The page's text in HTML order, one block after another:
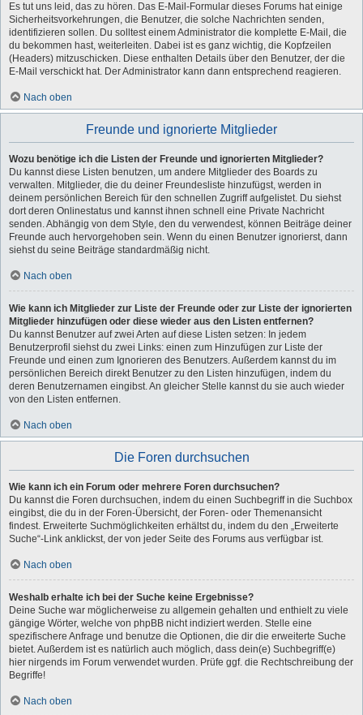
Es tut uns leid, das zu hören. Das E-Mail-Formular dieses Forums hat einige
Sicherheitsvorkehrungen, die Benutzer, die solche Nachrichten senden,
identifizieren sollen. Du solltest einem Administrator die komplette E-Mail, die
du bekommen hast, weiterleiten. Dabei ist es ganz wichtig, die Kopfzeilen
(Headers) mitzuschicken. Diese enthalten Details über den Benutzer, der die
E-Mail verschickt hat. Der Administrator kann dann entsprechend reagieren.
Nach oben
Freunde und ignorierte Mitglieder
Wozu benötige ich die Listen der Freunde und ignorierten Mitglieder?
Du kannst diese Listen benutzen, um andere Mitglieder des Boards zu
verwalten. Mitglieder, die du deiner Freundesliste hinzufügst, werden in
deinem persönlichen Bereich für den schnellen Zugriff aufgelistet. Du siehst
dort deren Onlinestatus und kannst ihnen schnell eine Private Nachricht
senden. Abhängig von dem Style, den du verwendest, können Beiträge deiner
Freunde auch hervorgehoben sein. Wenn du einen Benutzer ignorierst, dann
siehst du seine Beiträge standardmäßig nicht.
Nach oben
Wie kann ich Mitglieder zur Liste der Freunde oder zur Liste der ignorierten
Mitglieder hinzufügen oder diese wieder aus den Listen entfernen?
Du kannst Benutzer auf zwei Arten auf diese Listen setzen: In jedem
Benutzerprofil siehst du zwei Links: einen zum Hinzufügen zur Liste der
Freunde und einen zum Ignorieren des Benutzers. Außerdem kannst du im
persönlichen Bereich direkt Benutzer zu den Listen hinzufügen, indem du
deren Benutzernamen eingibst. An gleicher Stelle kannst du sie auch wieder
von den Listen entfernen.
Nach oben
Die Foren durchsuchen
Wie kann ich ein Forum oder mehrere Foren durchsuchen?
Du kannst die Foren durchsuchen, indem du einen Suchbegriff in die Suchbox
eingibst, die du in der Foren-Übersicht, der Foren- oder Themenansicht
findest. Erweiterte Suchmöglichkeiten erhältst du, indem du den „Erweiterte
Suche“-Link anklickst, der von jeder Seite des Forums aus verfügbar ist.
Nach oben
Weshalb erhalte ich bei der Suche keine Ergebnisse?
Deine Suche war möglicherweise zu allgemein gehalten und enthielt zu viele
gängige Wörter, welche von phpBB nicht indiziert werden. Stelle eine
spezifischere Anfrage und benutze die Optionen, die dir die erweiterte Suche
bietet. Außerdem ist es natürlich auch möglich, dass dein(e) Suchbegriff(e)
hier nirgends im Forum verwendet wurden. Prüfe ggf. die Rechtschreibung der
Begriffe!
Nach oben